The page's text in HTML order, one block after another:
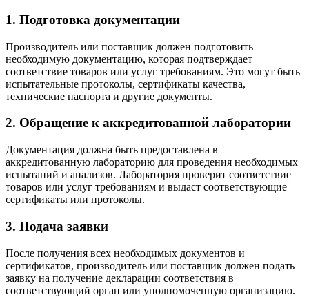
1. Подготовка документации
Производитель или поставщик должен подготовить
необходимую документацию, которая подтверждает
соответствие товаров или услуг требованиям. Это могут быть
испытательные протоколы, сертификаты качества,
технические паспорта и другие документы.
2. Обращение к аккредитованной лаборатории
Документация должна быть предоставлена в
аккредитованную лабораторию для проведения необходимых
испытаний и анализов. Лаборатория проверит соответствие
товаров или услуг требованиям и выдаст соответствующие
сертификаты или протоколы.
3. Подача заявки
После получения всех необходимых документов и
сертификатов, производитель или поставщик должен подать
заявку на получение декларации соответствия в
соответствующий орган или уполномоченную организацию.